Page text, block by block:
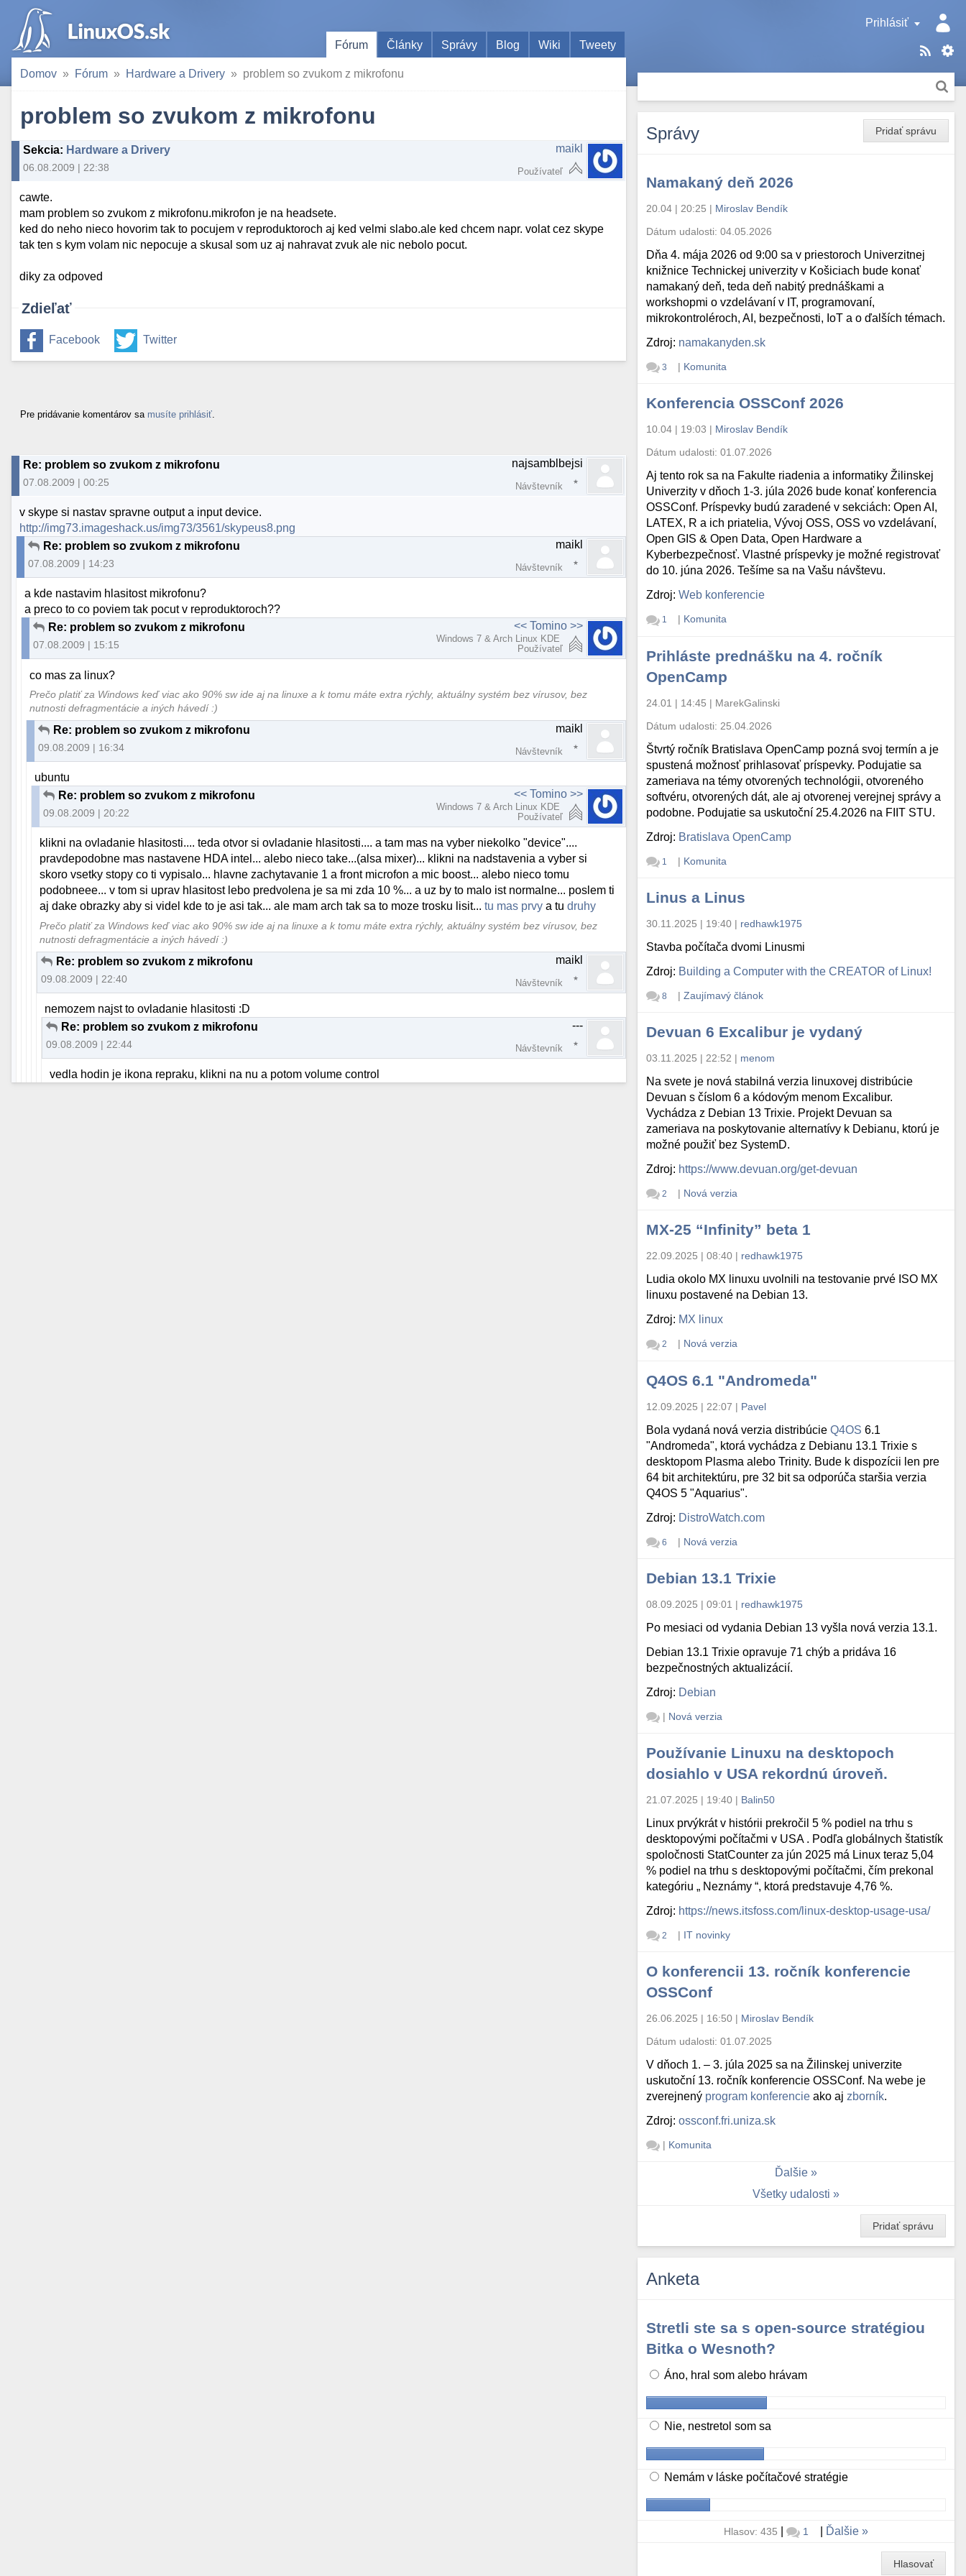
Prihlásiť
Fórum
Články Správy Blog Wiki Tweety
Domov Fórum Hardware a Drivery problem so zvukom z mikrofonu
problem so zvukom z mikrofonu
Sekcia: Hardware a Drivery
06.08.2009 | 22:38
maikl
Používateľ
cawte.
mam problem so zvukom z mikrofonu.mikrofon je na headsete.
ked do neho nieco hovorim tak to pocujem v reproduktoroch aj ked velmi slabo.ale ked chcem napr. volat cez skype
tak ten s kym volam nic nepocuje a skusal som uz aj nahravat zvuk ale nic nebolo pocut.
diky za odpoved
Zdieľať
Facebook Twitter
Pre pridávanie komentárov sa musíte prihlásiť
Re: problem so zvukom z mikrofonu
07.08.2009 | 00:25
najsamblbejsi
Návštevník
v skype si nastav spravne output a input device.
http://img73.imageshack.us/img73/3561/skypeus8.png
Re: problem so zvukom z mikrofonu
07.08.2009 | 14:23
maikl
Návštevník
a kde nastavim hlasitost mikrofonu?
a preco to co poviem tak pocut v reproduktoroch??
Re: problem so zvukom z mikrofonu
07.08.2009 | 15:15
<< Tomino >>
Windows 7 & Arch Linux KDE
Používateľ
co mas za linux?
Prečo platiť za Windows keď viac ako 90% sw ide aj na linuxe a k tomu máte extra rýchly, aktuálny systém bez vírusov, bez
nutnosti defragmentácie a iných hávedí :)
Re: problem so zvukom z mikrofonu
09.08.2009 | 16:34
maikl
Návštevník
ubuntu
Re: problem so zvukom z mikrofonu
09.08.2009 | 20:22
<< Tomino >>
Windows 7 & Arch Linux KDE
Používateľ
klikni na ovladanie hlasitosti.... teda otvor si ovladanie hlasitosti.... a tam mas na vyber niekolko "device"....
pravdepodobne mas nastavene HDA intel... alebo nieco take...(alsa mixer)... klikni na nadstavenia a vyber si
skoro vsetky stopy co ti vypisalo... hlavne zachytavanie 1 a front microfon a mic boost... alebo nieco tomu
podobneee... v tom si uprav hlasitost lebo predvolena je sa mi zda 10 %... a uz by to malo ist normalne... poslem ti
aj dake obrazky aby si videl kde to je asi tak... ale mam arch tak sa to moze trosku lisit...tu mas prvy a tudruhy
Prečo platiť za Windows keď viac ako 90% sw ide aj na linuxe a k tomu máte extra rýchly, aktuálny systém bez vírusov, bez
nutnosti defragmentácie a iných hávedí :)
Re: problem so zvukom z mikrofonu
09.08.2009 | 22:40
maikl
Návštevník
nemozem najst to ovladanie hlasitosti :D
Re: problem so zvukom z mikrofonu
09.08.2009 | 22:44
---
Návštevník
vedla hodin je ikona repraku, klikni na nu a potom volume control
Pridať správu
Správy
Namakaný deň 2026
20.04 | 20:25 | Miroslav Bendík
Dátum udalosti:04.05.2026
Dňa 4. mája 2026 od 9:00 sa v priestoroch Univerzitnej
knižnice Technickej univerzity v Košiciach bude konať
namakaný deň, teda deň nabitý prednáškami a
workshopmi o vzdelávaní v IT, programovaní,
mikrokontroléroch, AI, bezpečnosti, IoT a o ďalších témach.
Zdroj: namakanyden.sk
3 | Komunita
Konferencia OSSConf 2026
10.04 | 19:03 | Miroslav Bendík
Dátum udalosti:01.07.2026
Aj tento rok sa na Fakulte riadenia a informatiky Žilinskej
Univerzity v dňoch 1-3. júla 2026 bude konať konferencia
OSSConf. Príspevky budú zaradené v sekciách: Open AI,
LATEX, R a ich priatelia, Vývoj OSS, OSS vo vzdelávaní,
Open GIS & Open Data, Open Hardware a
Kyberbezpečnosť. Vlastné príspevky je možné registrovať
do 10. júna 2026. Tešíme sa na Vašu návštevu.
Zdroj:Web konferencie
1 | Komunita
Prihláste prednášku na 4. ročník
OpenCamp
24.01 | 14:45 | MarekGalinski
Dátum udalosti: 25.04.2026
Štvrtý ročník Bratislava OpenCamp pozná svoj termín a je
spustená možnosť prihlasovať príspevky. Podujatie sa
zameriava na témy otvorených technológii, otvoreného
softvéru, otvorených dát, ale aj otvorenej verejnej správy a
podobne. Podujatie sa uskutoční 25.4.2026 na FIIT STU.
Zdroj: Bratislava OpenCamp
1 | Komunita
Linus a Linus
30.11.2025 | 19:40 | redhawk1975
Stavba počítača dvomi Linusmi
Zdroj: Building a Computer with the CREATOR of Linux!
8 | Zaujímavý článok
Devuan 6 Excalibur je vydaný
03.11.2025 | 22:52 | menom
Na svete je nová stabilná verzia linuxovej distribúcie
Devuan s číslom 6 a kódovým menom Excalibur.
Vychádza z Debian 13 Trixie. Projekt Devuan sa
zameriava na poskytovanie alternatívy k Debianu, ktorú je
možné použiť bez SystemD.
Zdroj: https://www.devuan.org/get-devuan
2 | Nová verzia
MX-25 “Infinity” beta 1
22.09.2025 | 08:40 | redhawk1975
Ludia okolo MX linuxu uvolnili na testovanie prvé ISO MX
linuxu postavené na Debian 13.
Zdroj: MX linux
2 | Nová verzia
Q4OS 6.1 "Andromeda"
12.09.2025 | 22:07 | Pavel
Bola vydaná nová verzia distribúcieQ4OS 6.1
"Andromeda", ktorá vychádza z Debianu 13.1 Trixie s
desktopom Plasma alebo Trinity. Bude k dispozícii len pre
64 bit architektúru, pre 32 bit sa odporúča staršia verzia
Q4OS 5 "Aquarius".
Zdroj: DistroWatch.com
6 | Nová verzia
Debian 13.1 Trixie
08.09.2025 | 09:01 | redhawk1975
Po mesiaci od vydania Debian 13 vyšla nová verzia 13.1.
Debian 13.1 Trixie opravuje 71 chýb a pridáva 16
bezpečnostných aktualizácií.
Zdroj: Debian
| Nová verzia
Používanie Linuxu na desktopoch
dosiahlo v USA rekordnú úroveň.
21.07.2025 | 19:40 | Balin50
Linux prvýkrát v histórii prekročil 5 % podiel na trhu s
desktopovými počítačmi v USA . Podľa globálnych štatistík
spoločnosti StatCounter za jún 2025 má Linux teraz 5,04
% podiel na trhu s desktopovými počítačmi, čím prekonal
kategóriu „ Neznámy “, ktorá predstavuje 4,76 %.
Zdroj: https://news.itsfoss.com/linux-desktop-usage-usa/
2 | IT novinky
O konferencii 13. ročník konferencie
OSSConf
26.06.2025 | 16:50 | Miroslav Bendík
Dátum udalosti:01.07.2025
V dňoch 1. – 3. júla 2025 sa na Žilinskej univerzite
uskutoční 13. ročník konferencie OSSConf. Na webe je
zverejnený program konferencie ako aj zborník.
Zdroj:ossconf.fri.uniza.sk
| Komunita
Ďalšie
Všetky udalosti
Pridať správu
Anketa
Stretli ste sa s open-source stratégiou
Bitka o Wesnoth?
Áno, hral som alebo hrávam
Nie, nestretol som sa
Nemám v láske počítačové stratégie
Hlasov: 435 | 1 Ďalšie
Hlasovať